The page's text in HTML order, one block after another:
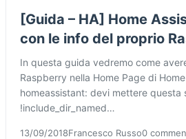
[Guida – HA] Home
con le info del proprio
In questa guida vedremo come
Raspberry nella Home Page di
homeassistant: devi mettere questa
!include_dir_named…
13/09/2018Francesco Russo0